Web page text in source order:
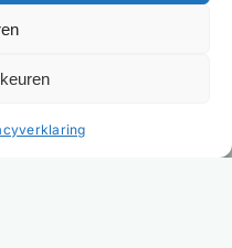
nodig?
matrassen,